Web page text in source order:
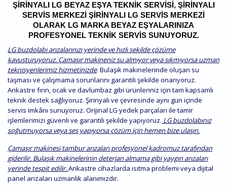
ŞIRINYALI LG BEYAZ EŞYA TEKNIK SERVISI, ŞIRINYALI
SERVIS MERKEZI ŞIRINYALI LG SERVIS MERKEZI
OLARAK LG MARKA BEYAZ EŞYALARINIZA
PROFESYONEL TEKNIK SERVIS SUNUYORUZ.
LG buzdolabı arızalarınızı yerinde ve hızlı şekilde çözüme
kavuşturuyoruz. Çamaşır makineniz su almıyor veya sıkmıyorsa uzman
teknisyenlerimiz hizmetinizde. Bulaşık makinelerinde oluşan su
taşması ve çalışmama sorunlarını garantili şekilde onarıyoruz.
Ankastre fırın, ocak ve davlumbaz gibi ürünleriniz için tam kapsamlı
teknik destek sağlıyoruz. Şirinyalı ve çevresinde aynı gün içinde
servis imkânı sunuyoruz. Orijinal LG yedek parçaları ile tamir
işlemlerimizi güvenli ve garantili şekilde yapıyoruz. LG buzdolabınız
soğutmuyorsa veya ses yapıyorsa çözüm için hemen bize ulaşın.
Çamaşır makinesi tambur arızaları profesyonel kadromuz tarafından
giderilir. Bulaşık makinelerinin deterjan almama gibi yaygın arızaları
yerinde tespit edilir.Ankastre cihazlarda ısıtma problemi veya dijital
panel arızaları uzmanlık alanımızdır.